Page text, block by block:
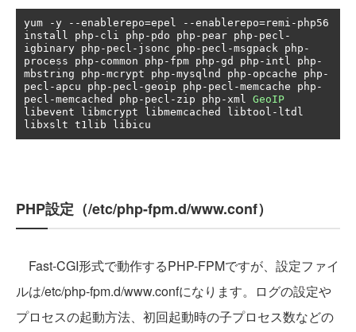
yum -y --enablerepo=epel --enablerepo=remi - php56
install php - cli php - pdo php - pear php - pecl -
igbinary php - pecl - jsonc php - pecl -msgpack php -
process php - common php - fpm php -gd php - intl php -
mbstring php -mcrypt php -mysqlnd php - opcache php -
pecl - apcu php - pecl -geoip php - pecl -memcache php -
pecl -memcached php - pecl - zip php -xml GeoIP
libevent libmcrypt libmemcached libtool - ltdl
libxslt t1lib libicu
PHP設定（/etc/php-fpm.d/www.conf）
Fast-CGI形式で動作するPHP-FPMですが、設定ファイ
ルは/etc/php-fpm.d/www.confになります。ログの設定や
プロセスの起動方法、初回起動時の子プロセス数などの